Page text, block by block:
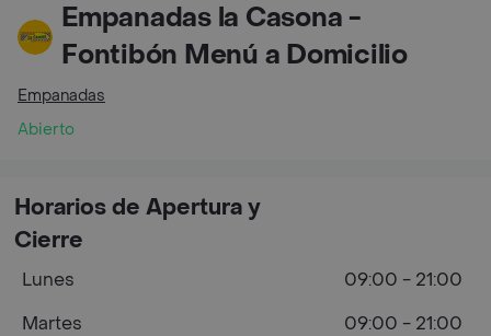
Empanadas la Casona -
Fontibón Menú a Domicilio
Empanadas
Abierto
Horarios de Apertura y
Cierre
Lunes
09:00 - 21:00
Martes
09:00 - 21:00